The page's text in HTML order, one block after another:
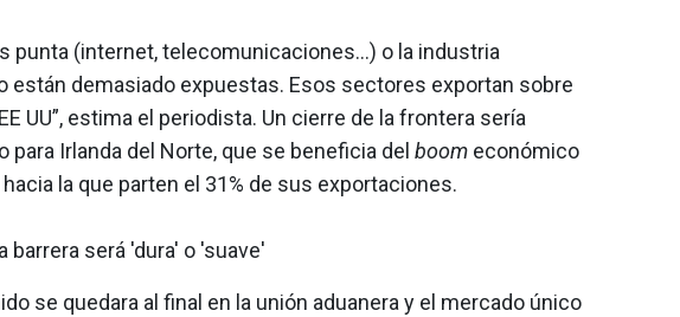
punta (internet, telecomunicaciones…) o la industria
están demasiado expuestas. Esos sectores exportan sobre
UU”, estima el periodista. Un cierre de la frontera sería
Irlanda del Norte, que se beneficia del boom económico
hacia la que parten el 31% de sus exportaciones.
barrera será 'dura' o 'suave'
se quedara al final en la unión aduanera y el mercado único